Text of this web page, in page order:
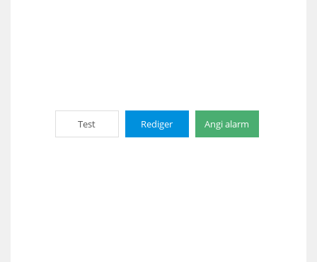
Test Rediger Angi alarm